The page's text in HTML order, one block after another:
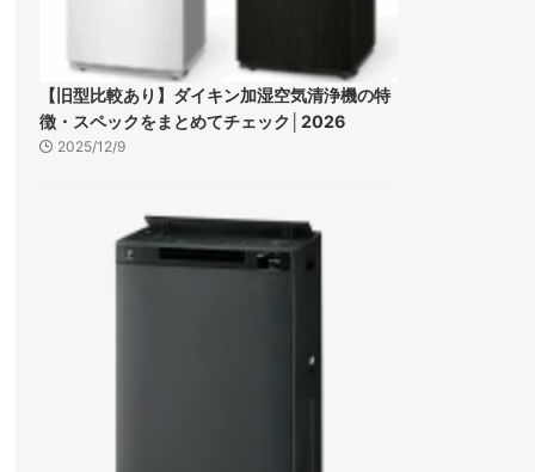
【旧型比較あり】ダイキン加湿空気清浄機の特
徴・スペックをまとめてチェック│2026
2025/12/9